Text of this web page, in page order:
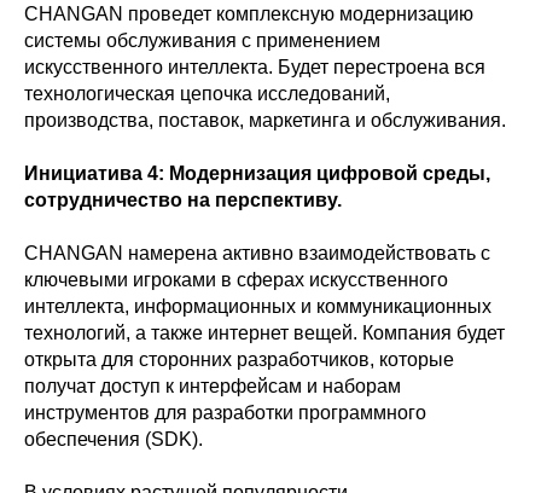
CHANGAN проведет комплексную модернизацию
системы обслуживания с применением
искусственного интеллекта. Будет перестроена вся
технологическая цепочка исследований,
производства, поставок, маркетинга и обслуживания.
Инициатива 4: Модернизация цифровой среды,
сотрудничество на перспективу.
CHANGAN намерена активно взаимодействовать с
ключевыми игроками в сферах искусственного
интеллекта, информационных и коммуникационных
технологий, а также интернет вещей. Компания будет
открыта для сторонних разработчиков, которые
получат доступ к интерфейсам и наборам
инструментов для разработки программного
обеспечения (SDK).